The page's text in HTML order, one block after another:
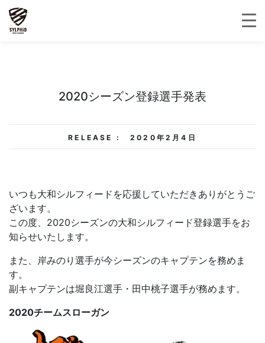
2020シーズン登録選手発表
RELEASE : 2020年2月4日
いつも大和シルフィードを応援していただきありがとうご
ざいます。
この度、2020シーズンの大和シルフィード登録選手をお
知らせいたします。
また、岸みのり選手が今シーズンのキャプテンを務めま
す。
副キャプテンは堀良江選手・田中桃子選手が務めます。
2020チームスローガン